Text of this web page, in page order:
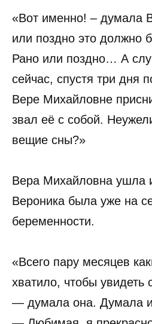
«Вот именно! – думала
или поздно это должно
Рано или поздно… А
сейчас, спустя три дня
Вере Михайловне
звал её с собой.
вещие сны?»
Вера Михайловна ушла
Вероника была уже на
беременности.
«Всего пару месяцев
хватило, чтобы увидеть
— думала она. Думала